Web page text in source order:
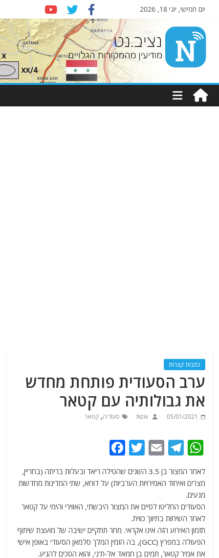
יום חמישי, יוני 18, 2026
Nziv.net
מודיעין
מהמקורות
כתבות קצרות
ערב הסעודית פותחת מחדש
את גבולותיה עם קטאר
05/01/2021
Nziv סעודיה,קטאר
W
at
s
A
p
p
T
e
ra
m
E
ai
T
itt
a
c
b
o
o
לאחר המצור בן 3.5 השנים שהטילה ריאד ובעלות בריתה (בחריין,
מצרים ואיחוד האמירויות הערביות) על דוחא, שתי המדינות מחדשות
מגעים.
הסעודים החליטו לסיים את המצור היבשתי, האווירי והימי על קטאר
לאחר השיחות בתיווך כווית.
תזמון האירוע הזה אינו אקראי. מחר תתקיים ישיבה של מועצת שיתוף
הפעולה במפרץ (GCC), בה הזמין המלך סלמאן הסעודי באופן אישי
את אמיר קטאר, תמים בן חמאד אל-ת'ני, והוא הסכים להגיע.